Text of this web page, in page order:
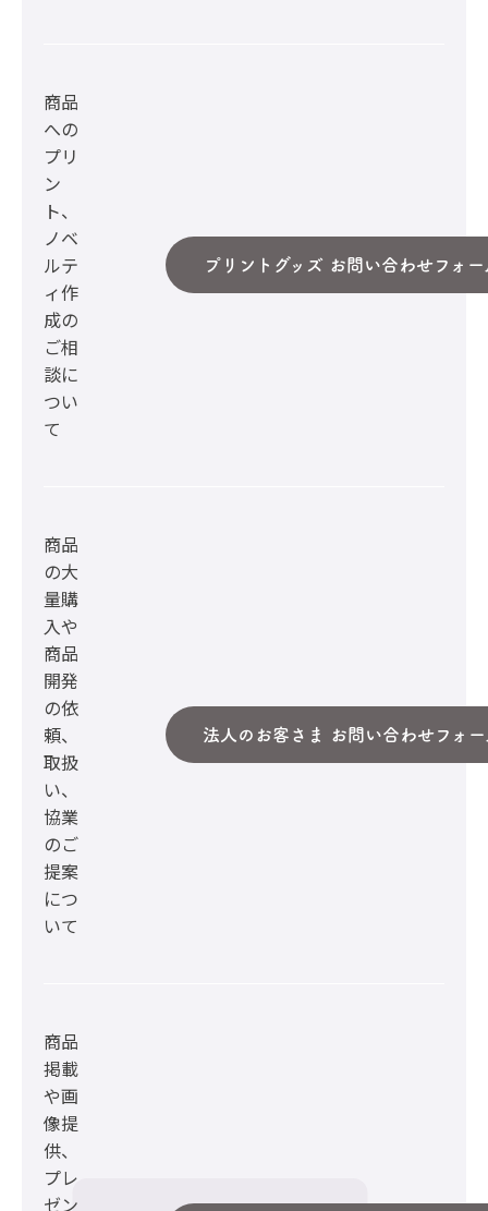
商品
への
プリ
ン
ト、
ノベ
ルテ
ィ作
成の
ご相
談に
つい
て
プリントグッズ お問い合わせフォー
商品
の大
量購
入や
商品
開発
の依
頼、
取扱
い、
協業
のご
提案
につ
いて
法人のお客さま お問い合わせフォー
商品
掲載
や画
像提
供、
プレ
ゼン